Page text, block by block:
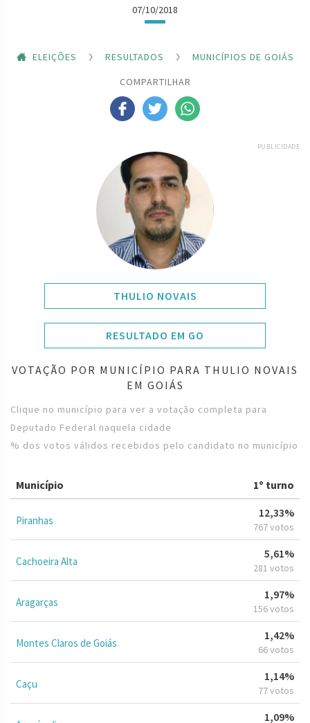
07/10/2018
ELEIÇÕES RESULTADOS
MUNICÍPIOS DE GOIÁS
COMPARTILHAR
PUBLICIDADE
THULIO NOVAIS
RESULTADO EM GO
VOTAÇÃO POR MUNICÍPIO PARA THULIO NOVAIS
EM GOIÁS
Clique no município para ver a votação completa para
Deputado Federal naquela cidade
% dos votos válidos recebidos pelo candidato no município
Município 1º turno
Piranhas
12,33%
767 votos
Cachoeira Alta
5,61%
281 votos
Aragarças
1,97%
156 votos
Montes Claros de Goiás
1,42%
66 votos
Caçu
1,14%
77 votos
1,09%